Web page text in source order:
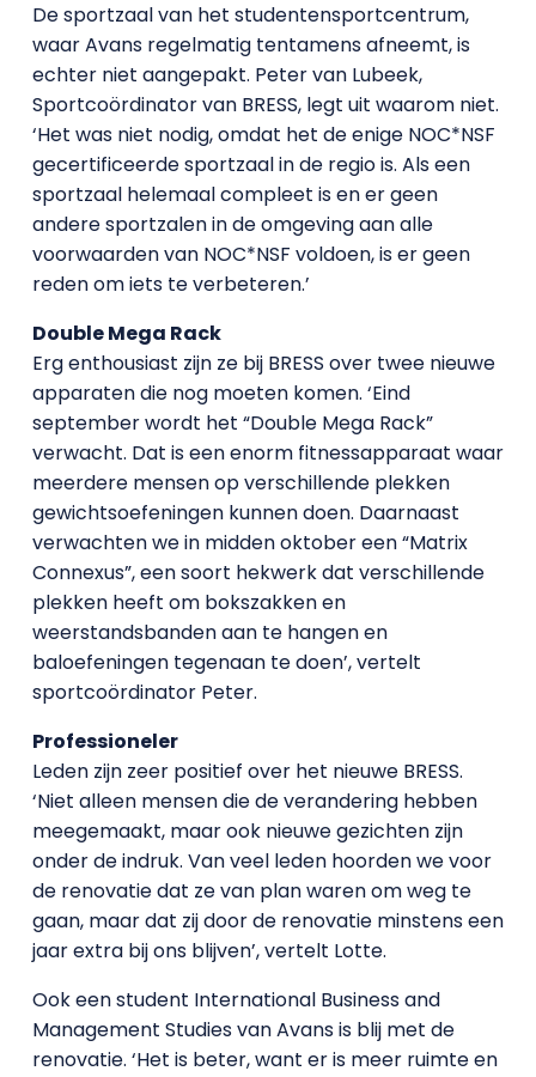
De sportzaal van het studentensportcentrum,
waar Avans regelmatig tentamens afneemt, is
echter niet aangepakt. Peter van Lubeek,
Sportcoördinator van BRESS, legt uit waarom niet.
‘Het was niet nodig, omdat het de enige NOC*NSF
gecertificeerde sportzaal in de regio is. Als een
sportzaal helemaal compleet is en er geen
andere sportzalen in de omgeving aan alle
voorwaarden van NOC*NSF voldoen, is er geen
reden om iets te verbeteren.’
Double Mega Rack
Erg enthousiast zijn ze bij BRESS over twee nieuwe
apparaten die nog moeten komen. ‘Eind
september wordt het “Double Mega Rack”
verwacht. Dat is een enorm fitnessapparaat waar
meerdere mensen op verschillende plekken
gewichtsoefeningen kunnen doen. Daarnaast
verwachten we in midden oktober een “Matrix
Connexus”, een soort hekwerk dat verschillende
plekken heeft om bokszakken en
weerstandsbanden aan te hangen en
baloefeningen tegenaan te doen’, vertelt
sportcoördinator Peter.
Professioneler
Leden zijn zeer positief over het nieuwe BRESS.
‘Niet alleen mensen die de verandering hebben
meegemaakt, maar ook nieuwe gezichten zijn
onder de indruk. Van veel leden hoorden we voor
de renovatie dat ze van plan waren om weg te
gaan, maar dat zij door de renovatie minstens een
jaar extra bij ons blijven’, vertelt Lotte.
Ook een student International Business and
Management Studies van Avans is blij met de
renovatie. ‘Het is beter, want er is meer ruimte en